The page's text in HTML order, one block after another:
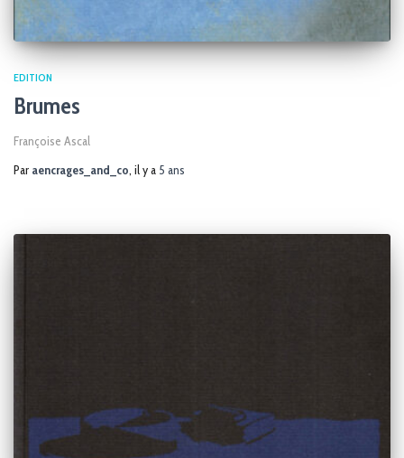
EDITION
Brumes
Françoise Ascal
Par aencrages_and_co, il y a 5 ans